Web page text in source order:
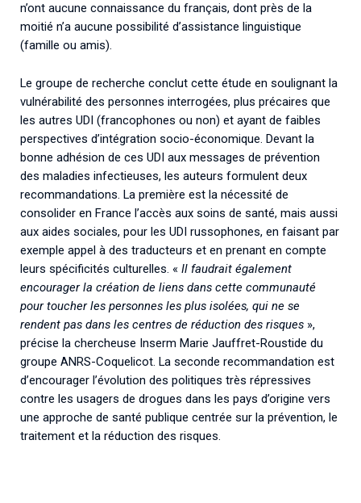
n’ont aucune connaissance du français, dont près de la
moitié n’a aucune possibilité d’assistance linguistique
(famille ou amis).
Le groupe de recherche conclut cette étude en soulignant la
vulnérabilité des personnes interrogées, plus précaires que
les autres UDI (francophones ou non) et ayant de faibles
perspectives d’intégration socio-économique. Devant la
bonne adhésion de ces UDI aux messages de prévention
des maladies infectieuses, les auteurs formulent deux
recommandations. La première est la nécessité de
consolider en France l’accès aux soins de santé, mais aussi
aux aides sociales, pour les UDI russophones, en faisant par
exemple appel à des traducteurs et en prenant en compte
leurs spécificités culturelles. « Il faudrait également
encourager la création de liens dans cette communauté
pour toucher les personnes les plus isolées, qui ne se
rendent pas dans les centres de réduction des risques »,
précise la chercheuse Inserm Marie Jauffret-Roustide du
groupe ANRS-Coquelicot. La seconde recommandation est
d’encourager l’évolution des politiques très répressives
contre les usagers de drogues dans les pays d’origine vers
une approche de santé publique centrée sur la prévention, le
traitement et la réduction des risques.